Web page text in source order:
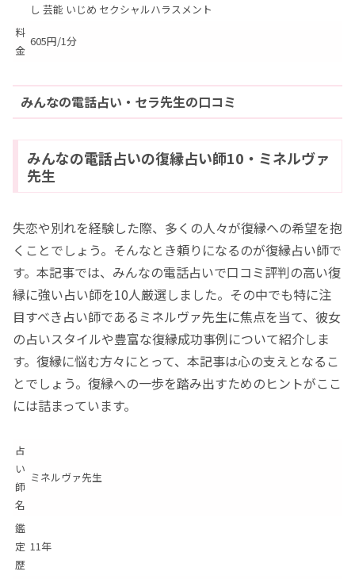
し 芸能 いじめ セクシャルハラスメント
料
金
605円/1分
みんなの電話占い・セラ先生の口コミ
みんなの電話占いの復縁占い師10・ミネルヴァ
先生
失恋や別れを経験した際、多くの人々が復縁への希望を抱
くことでしょう。そんなとき頼りになるのが復縁占い師で
す。本記事では、みんなの電話占いで口コミ評判の高い復
縁に強い占い師を10人厳選しました。その中でも特に注
目すべき占い師であるミネルヴァ先生に焦点を当て、彼女
の占いスタイルや豊富な復縁成功事例について紹介しま
す。復縁に悩む方々にとって、本記事は心の支えとなるこ
とでしょう。復縁への一歩を踏み出すためのヒントがここ
には詰まっています。
占
い
師
名
ミネルヴァ先生
鑑
定
歴
11年